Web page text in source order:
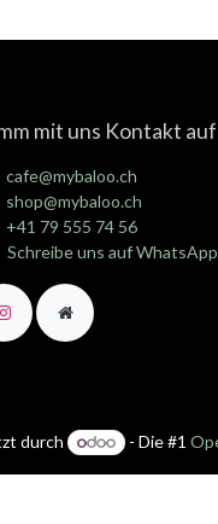
mit uns Kontakt
cafe@mybaloo.ch
shop@mybaloo.ch
+41 79 555 74 56
Schreibe uns auf WhatsApp
durch - Die #1